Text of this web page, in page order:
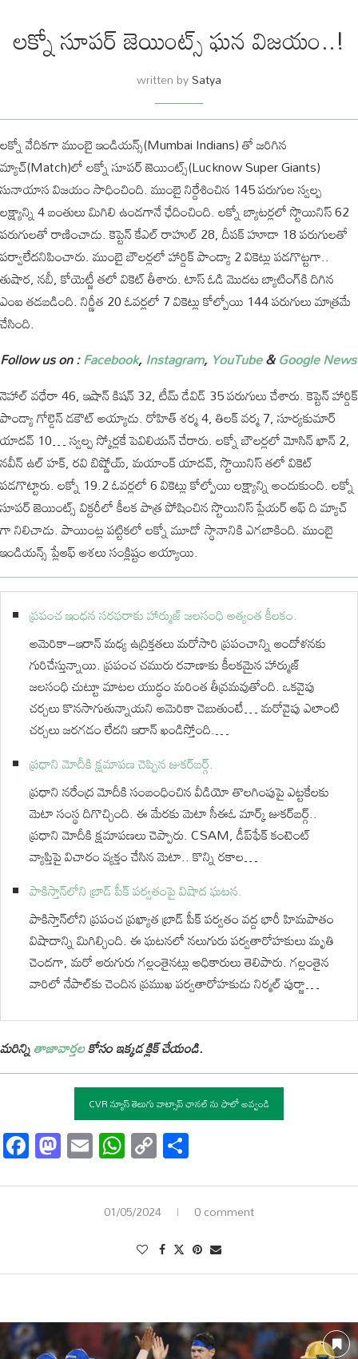
ల‌క్నో సూప‌ర్ జెయింట్స్ ఘన విజ‌యం..!
written bySatya
ల‌క్నో వేదిక‌గా ముంబై ఇండియ‌న్స్(Mumbai Indians) తో జ‌రిగిన
మ్యాచ్‌(Match)లో ల‌క్నో సూప‌ర్ జెయింట్స్(Lucknow Super Giants)
సునాయాస విజ‌యం సాధించింది. ముంబై నిర్దేశించిన 145 ప‌రుగుల స్వ‌ల్ప‌
లక్ష్యాన్ని 4 బంతులు మిగిలి ఉండ‌గానే ఛేదించింది. ల‌క్నో బ్యాట‌ర్ల‌లో స్టొయినిస్ 62
పరుగులతో రాణించాడు. కెప్టెన్ కేఎల్‌ రాహుల్ 28, దీపక్ హూడా 18 ప‌రుగుల‌తో
ప‌ర్వాలేద‌నిపించారు. ముంబై బౌల‌ర్ల‌లో హార్దిక్ పాండ్యా 2 వికెట్లు ప‌డ‌గొట్ట‌గా..
తుషార‌, న‌బీ, కోయెట్జీ తలో వికెట్ తీశారు. టాస్ ఓడి మొద‌ట బ్యాటింగ్‌కి దిగిన
ఎంఐ త‌డ‌బ‌డింది. నిర్ణీత 20 ఓవ‌ర్ల‌లో 7 వికెట్లు కోల్పోయి 144 ప‌రుగులు మాత్ర‌మే
చేసింది.
Follow us on :Facebook, Instagram, YouTube&Google News
నెహాల్ వ‌ధేరా 46, ఇషాన్ కిష‌న్ 32, టీమ్ డేవిడ్ 35 ప‌రుగులు చేశారు. కెప్టెన్ హార్దిక్
పాండ్యా గోల్డెన్ డ‌కౌట్ అయ్యాడు. రోహిత్ శ‌ర్మ 4, తిల‌క్ వ‌ర్మ 7, సూర్య‌కుమార్
యాద‌వ్ 10… స్వ‌ల్ప స్కోర్ల‌కే పెవిలియ‌న్ చేరారు. ల‌క్నో బౌల‌ర్ల‌లో మోసిన్ ఖాన్ 2,
న‌వీన్ ఉల్ హ‌క్‌, ర‌వి బిష్ణోయ్‌, మ‌యాంక్ యాద‌వ్‌, స్టొయినిస్ త‌లో వికెట్
ప‌డ‌గొట్టారు. ల‌క్నో 19.2 ఓవ‌ర్ల‌లో 6 వికెట్లు కోల్పోయి లక్ష్యాన్ని అందుకుంది. ల‌క్నో
సూప‌ర్ జెయింట్స్ విక్ట‌రీలో కీల‌క పాత్ర పోషించిన స్టొయినిస్ ప్లేయ‌ర్ ఆఫ్ ది మ్యాచ్
గా నిలిచాడు. పాయింట్ల ప‌ట్టిక‌లో ల‌క్నో మూడో స్థానానికి ఎగ‌బాకింది. ముంబై
ఇండియ‌న్స్ ప్లేఆఫ్ ఆశ‌లు సంక్లిష్టం అయ్యాయి.
ప్రపంచ ఇంధన సరఫరాకు హార్ముజ్ జలసంధి అత్యంత కీలకం.
అమెరికా–ఇరాన్ మధ్య ఉద్రిక్తతలు మరోసారి ప్రపంచాన్ని ఆందోళనకు
గురిచేస్తున్నాయి. ప్రపంచ చమురు రవాణాకు కీలకమైన హార్ముజ్
జలసంధి చుట్టూ మాటల యుద్ధం మరింత తీవ్రమవుతోంది. ఒకవైపు
చర్చలు కొనసాగుతున్నాయని అమెరికా చెబుతుంటే… మరోవైపు ఎలాంటి
చర్చలు జరగడం లేదని ఇరాన్ ఖండిస్తోంది.…
ప్రధాని మోదీకి క్షమాపణ చెప్పిన జుకర్⁬బర్గ్.
ప్రధాని నరేంద్ర మోదీకి సంబంధించిన వీడియో తొలగింపుపై ఎట్టకేలకు
మెటా సంస్థ దిగొచ్చింది. ఈ మేరకు మెటా సీఈఓ మార్క్ జుకర్‌బర్గ్..
ప్రధాని మోదీకి క్షమాపణలు చెప్పారు. CSAM, డీప్‌ఫేక్‌ కంటెంట్‌
వ్యాప్తిపై విచారం వ్యక్తం చేసిన మెటా.. కొన్ని రకాల…
పాకిస్తాన్‌లోని బ్రాడ్ పీక్ పర్వతంపై విషాద ఘటన.
పాకిస్తాన్‌లోని ప్రపంచ ప్రఖ్యాత బ్రాడ్ పీక్ పర్వతం వద్ద భారీ హిమపాతం
విషాదాన్ని మిగిల్చింది. ఈ ఘటనలో నలుగురు పర్వతారోహకులు మృతి
చెందగా, మరో ఆరుగురు గల్లంతైనట్లు అధికారులు తెలిపారు. గల్లంతైన
వారిలో నేపాల్‌కు చెందిన ప్రముఖ పర్వతారోహకుడు నిర్మల్ పుర్జా…
మరిన్నితాజావార్తలకోసం ఇక్కడ క్లిక్ చేయండి.
CVR న్యూస్ తెలుగు వాట్సాప్ ఛానల్ ను ఫాలో అవ్వండి
Facebook
Mastodon
EmailWhatsApp
Copy
Link
01/05/2024 0 comment